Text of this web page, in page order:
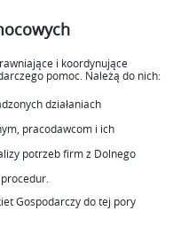
i koordynujące
pomoc. Należą do nich:
działaniach
pracodawcom i ich
potrzeb firm z Dolnego
Gospodarczy do tej pory